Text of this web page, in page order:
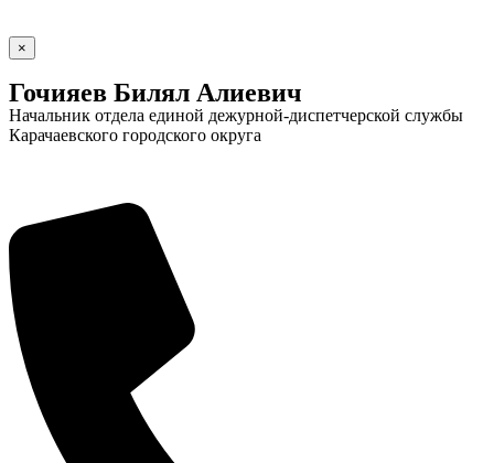
×
Гочияев Билял Алиевич
Начальник отдела единой дежурной-диспетчерской службы
Карачаевского городского округа